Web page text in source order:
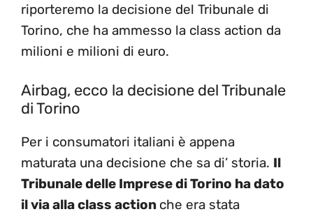
riporteremo la decisione del Tribunale di
Torino, che ha ammesso la class action da
milioni e milioni di euro.
Airbag, ecco la decisione del Tribunale
di Torino
Per i consumatori italiani è appena
maturata una decisione che sa di’ storia. Il
Tribunale delle Imprese di Torino ha dato
il via alla class action che era stata